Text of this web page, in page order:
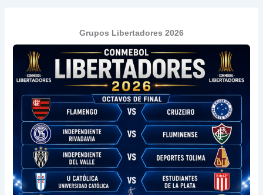
Grupos Libertadores 2026